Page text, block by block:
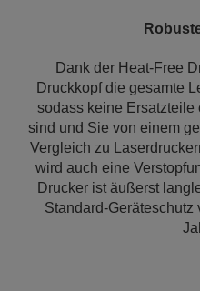
Dank der Heat-Free
Druckkopf die gesamte
sodass keine Ersatzteile
sind und Sie von einem
Vergleich zu
wird auch eine
Drucker ist äußerst
Standard-Geräteschutz